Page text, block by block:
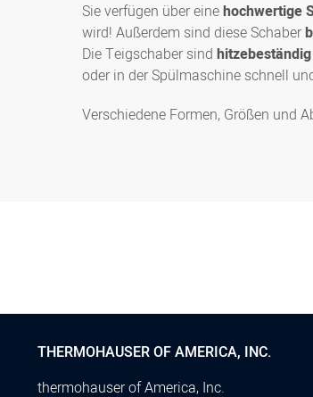
Sie verfügen über einehochwertige
wird! Außerdem sind diese Schaber
Die Teigschaber sind
oder in der Spülmaschine schnell
Verschiedene Formen, Größen und
THERMOHAUSER OF AMERICA, INC.
thermohauser of America, Inc.